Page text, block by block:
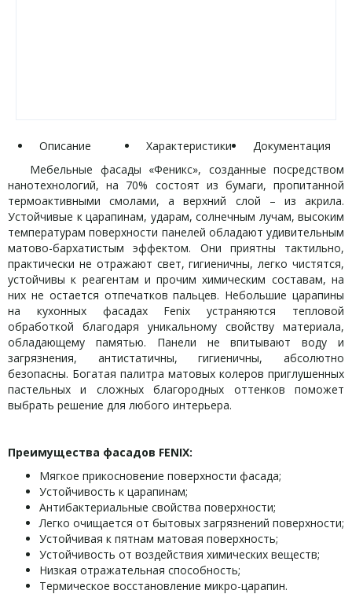
Описание Характеристики
Документация
Мебельные фасады «Феникс», созданные посредством
нанотехнологий, на 70% состоят из бумаги, пропитанной
термоактивными смолами, а верхний слой – из акрила.
Устойчивые к царапинам, ударам, солнечным лучам, высоким
температурам поверхности панелей обладают удивительным
матово-бархатистым эффектом. Они приятны тактильно,
практически не отражают свет, гигиеничны, легко чистятся,
устойчивы к реагентам и прочим химическим составам, на
них не остается отпечатков пальцев. Небольшие царапины
на кухонных фасадах Fenix устраняются тепловой
обработкой благодаря уникальному свойству материала,
обладающему памятью. Панели не впитывают воду и
загрязнения, антистатичны, гигиеничны, абсолютно
безопасны. Богатая палитра матовых колеров приглушенных
пастельных и сложных благородных оттенков поможет
выбрать решение для любого интерьера.
Преимущества фасадов FENIX:
Мягкое прикосновение поверхности фасада;
Устойчивость к царапинам;
Антибактериальные свойства поверхности;
Легко очищается от бытовых загрязнений поверхности;
Устойчивая к пятнам матовая поверхность;
Устойчивость от воздействия химических веществ;
Низкая отражательная способность;
Термическое восстановление микро-царапин.